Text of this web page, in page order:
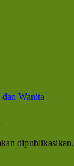
Wanita
dipublikasikan.